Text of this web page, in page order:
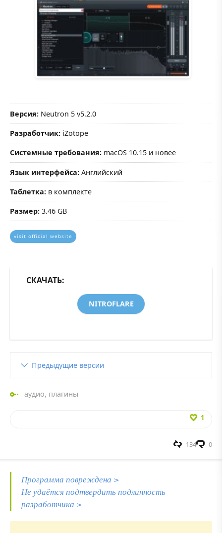
Версия: Neutron 5 v5.2.0
Разработчик: iZotope
Системные требования: macOS 10.15 и новее
Язык интерфейса: Английский
Таблетка: в комплекте
Размер: 3.46 GB
visit official website
СКАЧАТЬ:
NITROFLARE
Предыдущие версии
аудио, плагины
1
0
134
Программа повреждена >
Не удаётся подтвердить подлинность
разработчика >